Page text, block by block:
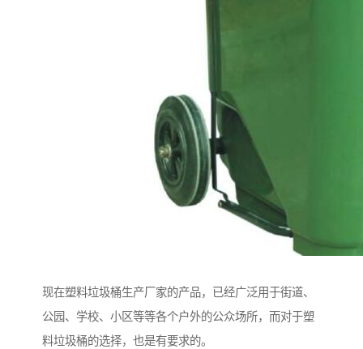
现在塑料垃圾桶生产厂家的产品，已经广泛用于街道、
公园、学校、小区等等各个户外的公众场所，而对于塑
料垃圾桶的选择，也是有要求的。